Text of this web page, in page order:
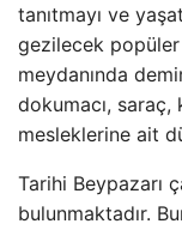
tanıtmayı ve
gezilecek
meydanında
dokumacı, saraç,
mesleklerine ait
Tarihi Beypazarı
bulunmaktadır.